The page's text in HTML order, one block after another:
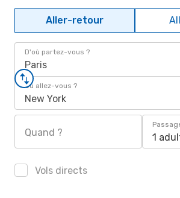
Aller-retour
D'où partez-vous ?
Paris
Où allez-vous ?
New York
Quand ? 1
Vols directs